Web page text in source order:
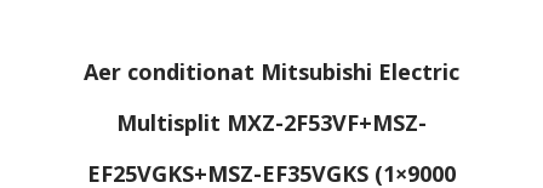
Aer conditionat Mitsubishi Electric
Multisplit MXZ-2F53VF+MSZ-
EF25VGKS+MSZ-EF35VGKS (1×9000